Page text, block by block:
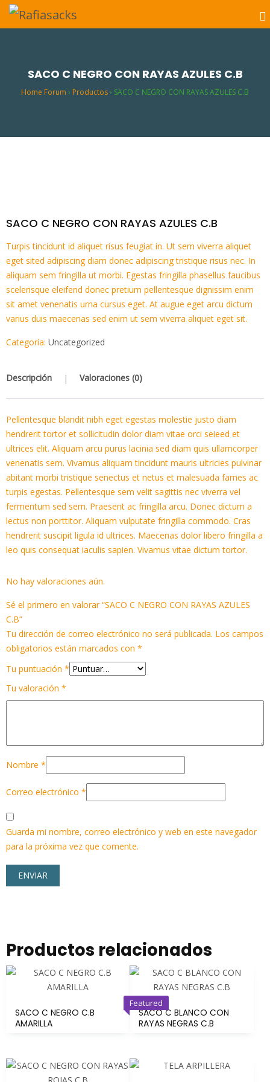
SACO C NEGRO CON RAYAS AZULES C.B
Home Forum › Productos› SACO C NEGRO CON RAYAS AZULES C.B
SACO C NEGRO CON RAYAS AZULES C.B
Turpis tincidunt id aliquet risus feugiat in. Ut sem viverra aliquet
eget sited adipiscing diam donec adipiscing tristique risus nec. In
aliquam sem fringilla ut morbi. Egestas fringilla phasellus faucibus
scelerisque eleifend donec pretium pellentesque dignissim enim
sit amet venenatis urna cursus eget. At augue eget arcu dictum
varius duis maecenas sed enim ut sem viverra aliquet eget sit.
Categoría: Uncategorized
Descripción Valoraciones (0)
Pellentesque blandit nibh eget egestas molestie justo diam
hendrerit tortor et sollicitudin dolor diam vitae orci seieed et
ultrices elit. Aliquam arcu purus lacinia sed diam quis ullamcorper
venenatis sem. Vivamus aliquam tincidunt mauris ultricies pulvinar
abitant morbi tristique senectus et netus et malesuada fames ac
turpis egestas. Pellentesque sem velit sagittis nec viverra vel
fermentum sed sem. Praesent ac fringilla arcu. Donec dictum a
lectus non porttitor. Aliquam vulputate fringilla commodo. Cras
hendrerit suscipit ligula id ultrices. Maecenas dolor libero fringilla a
leo quis consequat iaculis sapien. Vivamus vitae dictum tortor.
No hay valoraciones aún.
Sé el primero en valorar “SACO C NEGRO CON RAYAS AZULES
C.B”
Tu dirección de correo electrónico no será publicada. Los campos
obligatorios están marcados con *
Tu puntuación *
Tu valoración *
Nombre *
Correo electrónico *
Guarda mi nombre, correo electrónico y web en este navegador
para la próxima vez que comente.
Productos relacionados
SACO C NEGRO C.B
AMARILLA
Featured
SACO C BLANCO CON
RAYAS NEGRAS C.B